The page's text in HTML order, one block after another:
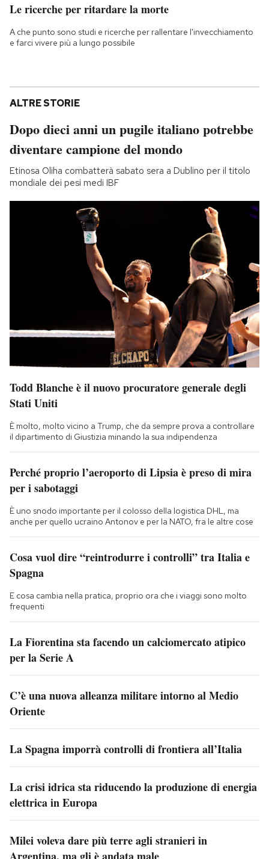
Le ricerche per ritardare la morte
A che punto sono studi e ricerche per rallentare l'invecchiamento
e farci vivere più a lungo possibile
ALTRE STORIE
Dopo dieci anni un pugile italiano potrebbe
diventare campione del mondo
Etinosa Oliha combatterà sabato sera a Dublino per il titolo
mondiale dei pesi medi IBF
Todd Blanche è il nuovo procuratore generale degli
Stati Uniti
È molto, molto vicino a Trump, che da sempre prova a controllare
il dipartimento di Giustizia minando la sua indipendenza
Perché proprio l’aeroporto di Lipsia è preso di mira
per i sabotaggi
È uno snodo importante per il colosso della logistica DHL, ma
anche per quello ucraino Antonov e per la NATO, fra le altre cose
Cosa vuol dire “reintrodurre i controlli” tra Italia e
Spagna
E cosa cambia nella pratica, proprio ora che i viaggi sono molto
frequenti
La Fiorentina sta facendo un calciomercato atipico
per la Serie A
C’è una nuova alleanza militare intorno al Medio
Oriente
La Spagna imporrà controlli di frontiera all’Italia
La crisi idrica sta riducendo la produzione di energia
elettrica in Europa
Milei voleva dare più terre agli stranieri in